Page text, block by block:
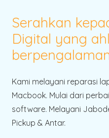
Serahkan
Digital yang
Kami melayani reparasi
Macbook. Mulai dari
software. Melayani
Pickup & Antar.